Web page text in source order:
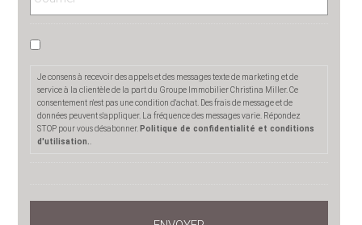
Je consens à recevoir des appels et des messages texte de marketing et de
service à la clientèle de la part du Groupe Immobilier Christina Miller. Ce
consentement n'est pas une condition d'achat. Des frais de message et de
données peuvent s'appliquer. La fréquence des messages varie. Répondez
STOP pour vous désabonner. Politique de confidentialité et conditions
d'utilisation.